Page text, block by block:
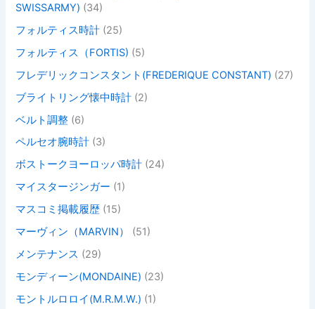
SWISSARMY) (34)
フォルティス時計 (25)
フォルティス（FORTIS) (5)
フレデリックコンスタント(FREDERIQUE CONSTANT) (27)
ブライトリング懐中時計 (2)
ベルト調整 (6)
ペルセオ腕時計 (3)
ボストークヨーロッパ時計 (24)
マイスタージンガー (1)
マスコミ掲載履歴 (15)
マーヴィン（MARVIN）
(51)
メンテナンス (29)
モンディーン(MONDAINE) (23)
モントルロロイ(M.R.M.W.) (1)